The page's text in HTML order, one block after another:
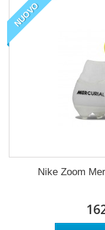
NUOVO
Nike Zoom